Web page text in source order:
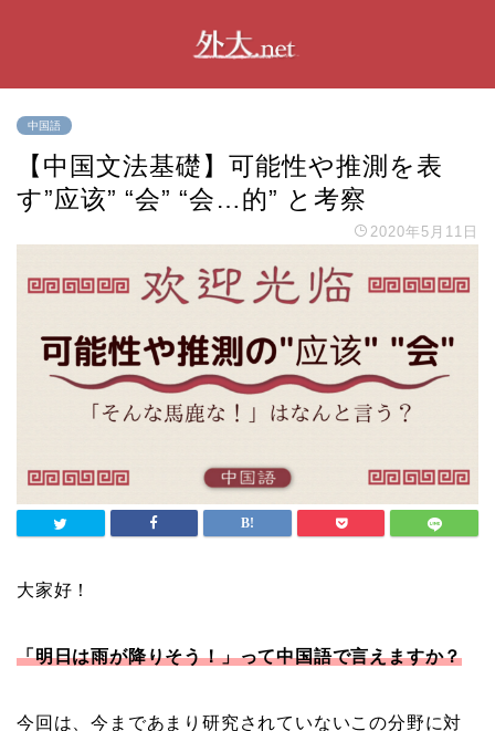
中国語
【中国文法基礎】可能性や推測を表
す”应该” “会” “会…的” と考察
2020年5月11日
大家好！
「明日は雨が降りそう！」って中国語で言えますか？
今回は、今まであまり研究されていないこの分野に対